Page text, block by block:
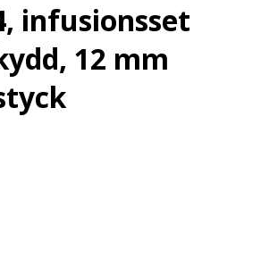
infusionsset
12 mm